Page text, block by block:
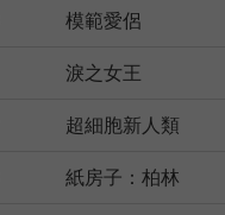
模範愛侶
淚之女王
超細胞新人類
紙房子：柏林